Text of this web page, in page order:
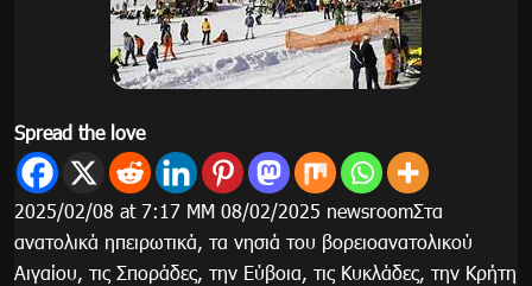
Spread the love
2025/02/08 at 7:17 ΜΜ 08/02/2025 newsroomΣτα
ανατολικά ηπειρωτικά, τα νησιά του βορειοανατολικού
Αιγαίου, τις Σποράδες, την Εύβοια, τις Κυκλάδες, την Κρήτη